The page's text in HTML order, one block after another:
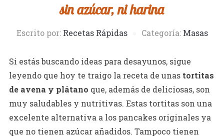
sin azúcar, ni harina
Escrito por: Recetas Rápidas Categoría: Masas
Si estás buscando ideas para desayunos, sigue
leyendo que hoy te traigo la receta de unas tortitas
de avena y plátano que, además de deliciosas, son
muy saludables y nutritivas. Estas tortitas son una
excelente alternativa a los pancakes originales ya
que no tienen azúcar añadidos. Tampoco tienen